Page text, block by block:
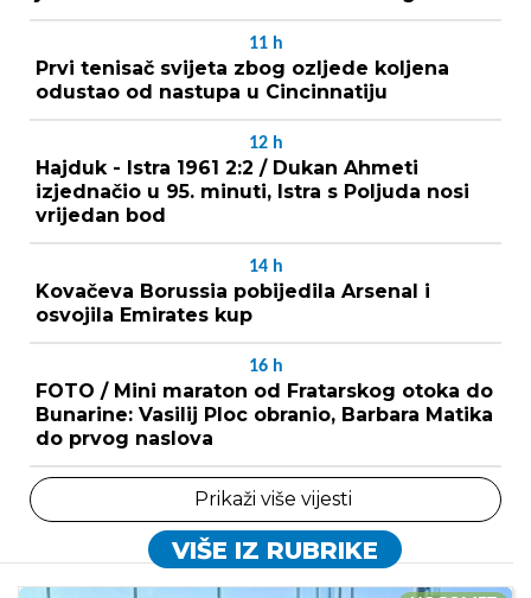
11 h
Prvi tenisač svijeta zbog ozljede koljena
odustao od nastupa u Cincinnatiju
12 h
Hajduk - Istra 1961 2:2 / Dukan Ahmeti
izjednačio u 95. minuti, Istra s Poljuda nosi
vrijedan bod
14 h
Kovačeva Borussia pobijedila Arsenal i
osvojila Emirates kup
16 h
FOTO / Mini maraton od Fratarskog otoka do
Bunarine: Vasilij Ploc obranio, Barbara Matika
do prvog naslova
Prikaži više vijesti
VIŠE IZ RUBRIKE